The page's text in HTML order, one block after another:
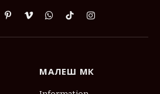
PinterestVimeoWhatsApp
TikTokInstagram
МАЛЕШ МК